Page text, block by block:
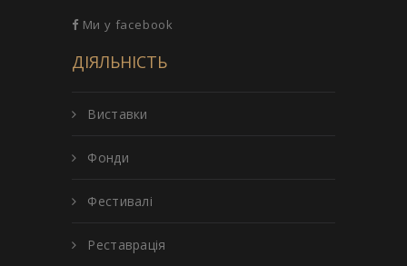
Ми у facebook
ДІЯЛЬНІСТЬ
Виставки
Фонди
Фестивалі
Реставрація